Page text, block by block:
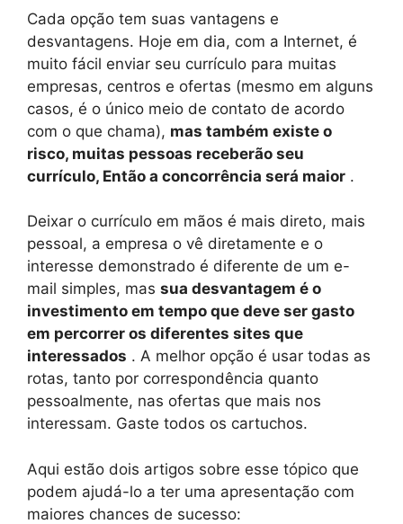
Cada opção tem suas vantagens e
desvantagens. Hoje em dia, com a Internet, é
muito fácil enviar seu currículo para muitas
empresas, centros e ofertas (mesmo em alguns
casos, é o único meio de contato de acordo
com o que chama), mas também existe o
risco, muitas pessoas receberão seu
currículo, Então a concorrência será maior .
Deixar o currículo em mãos é mais direto, mais
pessoal, a empresa o vê diretamente e o
interesse demonstrado é diferente de um e-
mail simples, mas sua desvantagem é o
investimento em tempo que deve ser gasto
em percorrer os diferentes sites que
interessados . A melhor opção é usar todas as
rotas, tanto por correspondência quanto
pessoalmente, nas ofertas que mais nos
interessam. Gaste todos os cartuchos.
Aqui estão dois artigos sobre esse tópico que
podem ajudá-lo a ter uma apresentação com
maiores chances de sucesso: